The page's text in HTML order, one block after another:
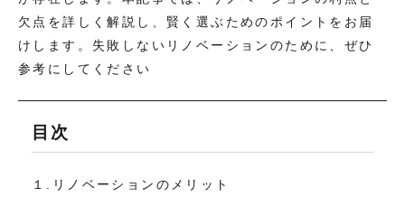
欠点を詳しく解説し、賢く選ぶためのポイントをお届
けします。失敗しないリノベーションのために、ぜひ
参考にしてください
目次
１.リノベーションのメリット